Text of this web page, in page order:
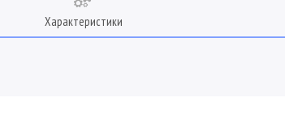
Характеристики